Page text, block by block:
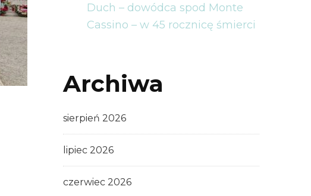
Duch – dowódca spod Monte
Cassino – w 45 rocznicę śmierci
Archiwa
sierpień 2026
lipiec 2026
czerwiec 2026